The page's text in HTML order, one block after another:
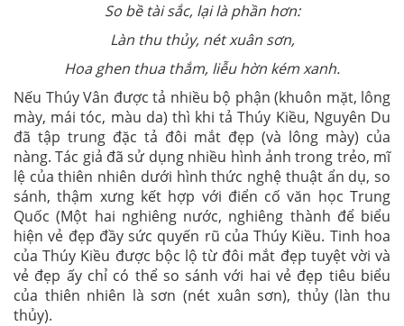
So bề tài sắc, lại là phần hơn:
Làn thu thủy, nét xuân sơn,
Hoa ghen thua thắm, liễu hờn kém xanh.
Nếu Thúy Vân được tả nhiều bộ phận (khuôn mặt, lông
mày, mái tóc, màu da) thì khi tả Thúy Kiều, Nguyên Du
đã tập trung đặc tả đôi mắt đẹp (và lông mày) của
nàng. Tác giả đã sử dụng nhiều hình ảnh trong trẻo, mĩ
lệ của thiên nhiên dưới hình thức nghệ thuật ẩn dụ, so
sánh, thậm xưng kết hợp với điển cố văn học Trung
Quốc (Một hai nghiêng nước, nghiêng thành để biểu
hiện vẻ đẹp đầy sức quyến rũ của Thúy Kiều. Tinh hoa
của Thúy Kiều được bộc lộ từ đôi mắt đẹp tuyệt vời và
vẻ đẹp ấy chỉ có thể so sánh với hai vẻ đẹp tiêu biểu
của thiên nhiên là sơn (nét xuân sơn), thủy (làn thu
thủy).